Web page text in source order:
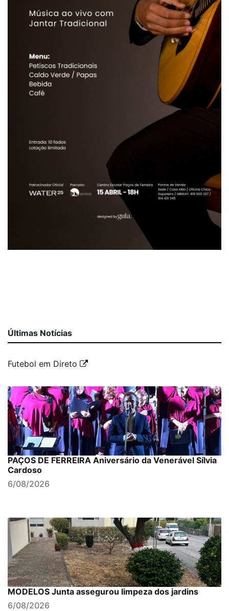
Últimas Notícias
Futebol em Direto
PAÇOS DE FERREIRA Aniversário da Venerável Sílvia
Cardoso
6/08/2026
MODELOS Junta assegurou limpeza dos jardins
6/08/2026